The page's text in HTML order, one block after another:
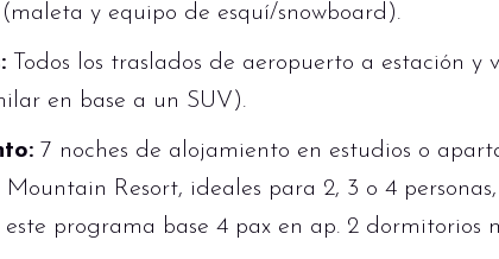
y equipo de esquí/snowboard).
Todos los traslados de aeropuerto a estación y
en base a un SUV).
7 noches de alojamiento en estudios o
Mountain Resort, ideales para 2, 3 o 4
programa base 4 pax en ap. 2 dormitorios